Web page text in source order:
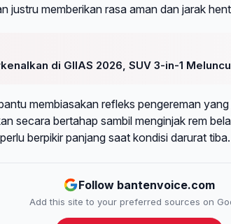
justru memberikan rasa aman dan jarak
di GIIAS 2026, SUV 3-in-1
membiasakan refleks pengereman
secara bertahap sambil menginjak rem
berpikir panjang saat kondisi darurat tiba.
Follow bantenvoice.com
Add this site to your preferred sources on